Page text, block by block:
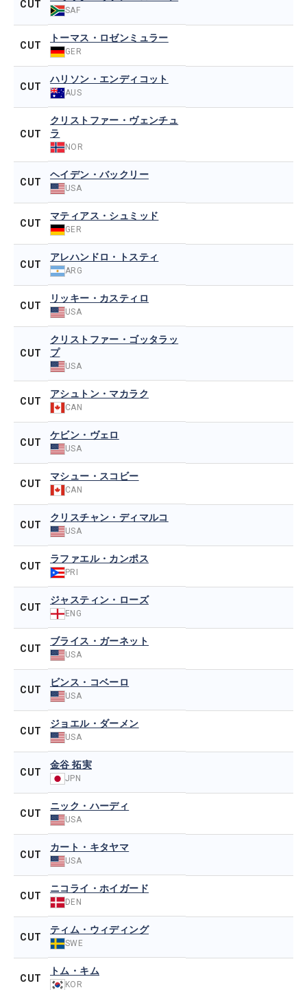
CUT
SAF
CUT
トーマス・ロゼンミュラー
GER
CUT
ハリソン・エンディコット
AUS
CUT
クリストファー・ヴェンチュ
ラ
NOR
CUT
ヘイデン・バックリー
USA
CUT
マティアス・シュミッド
GER
CUT
アレハンドロ・トスティ
ARG
CUT
リッキー・カスティロ
USA
CUT
クリストファー・ゴッタラッ
プ
USA
CUT
アシュトン・マカラク
CAN
CUT
ケビン・ヴェロ
USA
CUT
マシュー・スコビー
CAN
CUT
クリスチャン・ディマルコ
USA
CUT
ラファエル・カンポス
PRI
CUT
ジャスティン・ローズ
ENG
CUT
ブライス・ガーネット
USA
CUT
ビンス・コベーロ
USA
CUT
ジョエル・ダーメン
USA
CUT
金谷 拓実
JPN
CUT
ニック・ハーディ
USA
CUT
カート・キタヤマ
USA
CUT
ニコライ・ホイガード
DEN
CUT
ティム・ウィディング
SWE
CUT
トム・キム
KOR